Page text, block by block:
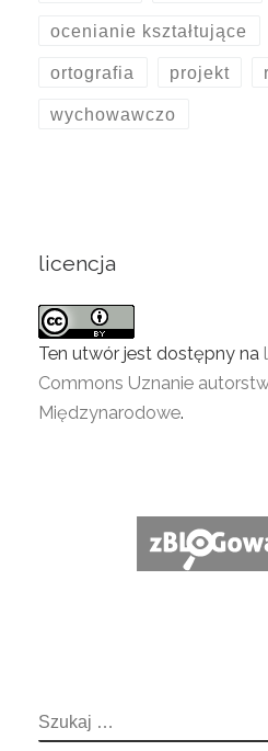
ocenianie kształtujące
ortografia projekt
wychowawczo
licencja
Ten utwór jest dostępny na
Commons Uznanie
Międzynarodowe.
SZUKAJ